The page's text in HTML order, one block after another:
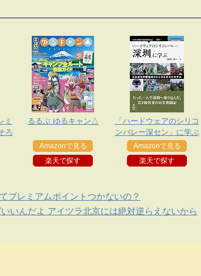
ミ
ろ
るるぶ ゆるキャン△
Amazonで見る
楽天で探す
「ハードウェアのシリコ
ンバレー深セン」に学ぶ
−これからの製造のトレン
ドとエコシステム
Amazonで見る
楽天で探す
プレミアムポイントつかないの？
いんだよ アイツラ北京には絶対逆らえないから